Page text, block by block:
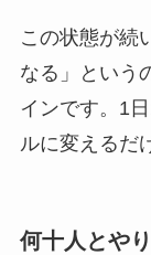
この状態が続
なる」という
インです。1
ルに変えるだ
何十人とや